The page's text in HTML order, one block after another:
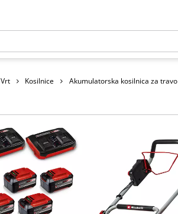
Vrt Kosilnice Akumulatorska kosilnica za travo